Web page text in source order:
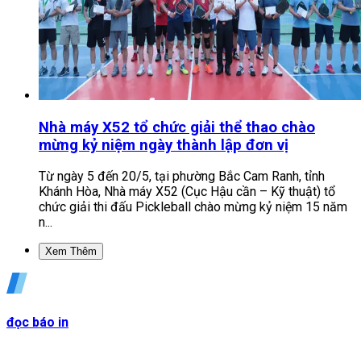
Nhà máy X52 tổ chức giải thể thao chào
mừng kỷ niệm ngày thành lập đơn vị
Từ ngày 5 đến 20/5, tại phường Bắc Cam Ranh, tỉnh
Khánh Hòa, Nhà máy X52 (Cục Hậu cần – Kỹ thuật) tổ
chức giải thi đấu Pickleball chào mừng kỷ niệm 15 năm
n...
Xem Thêm
đọc báo in